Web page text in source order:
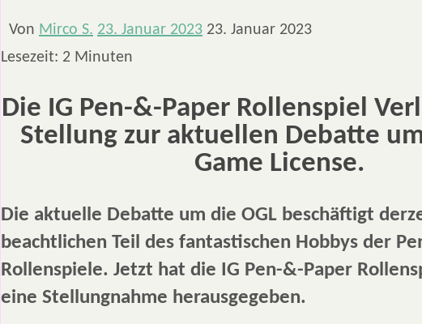
Von Mirco S. 23. Januar 2023 23. Januar 2023
Lesezeit: 2 Minuten
Die IG Pen-&-Paper Rollenspiel
Stellung zur aktuellen Debatte
Game License.
Die aktuelle Debatte um die OGL beschäftigt
beachtlichen Teil des fantastischen Hobbys der
Rollenspiele. Jetzt hat die IG Pen-&-Paper
eine Stellungnahme herausgegeben.